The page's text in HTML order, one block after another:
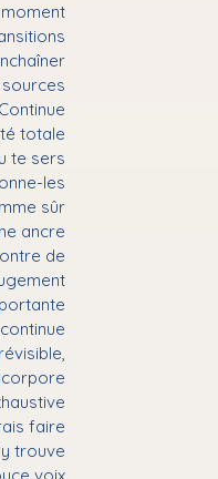
sources
Continue
totale
te sers
les
sûr
ancre
de
faire
trouve